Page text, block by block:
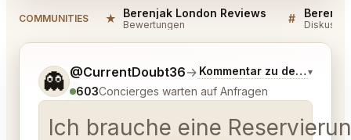
COMMUNITIES ★ Berenjak London Reviews
Bewertungen #
👻 @CurrentDoubt36→ Kommentar zu den ▾
603Concierges warten auf Anfragen
Ich brauche eine
Sag mir noch etwas genauer, was du möchtest.